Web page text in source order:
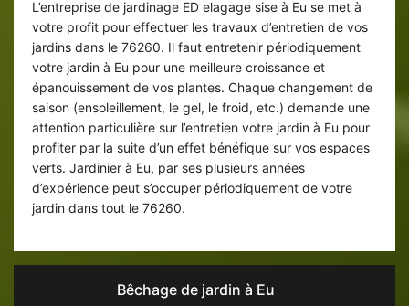
L’entreprise de jardinage ED elagage sise à Eu se met à
votre profit pour effectuer les travaux d’entretien de vos
jardins dans le 76260. Il faut entretenir périodiquement
votre jardin à Eu pour une meilleure croissance et
épanouissement de vos plantes. Chaque changement de
saison (ensoleillement, le gel, le froid, etc.) demande une
attention particulière sur l’entretien votre jardin à Eu pour
profiter par la suite d’un effet bénéfique sur vos espaces
verts. Jardinier à Eu, par ses plusieurs années
d’expérience peut s’occuper périodiquement de votre
jardin dans tout le 76260.
Bêchage de jardin à Eu